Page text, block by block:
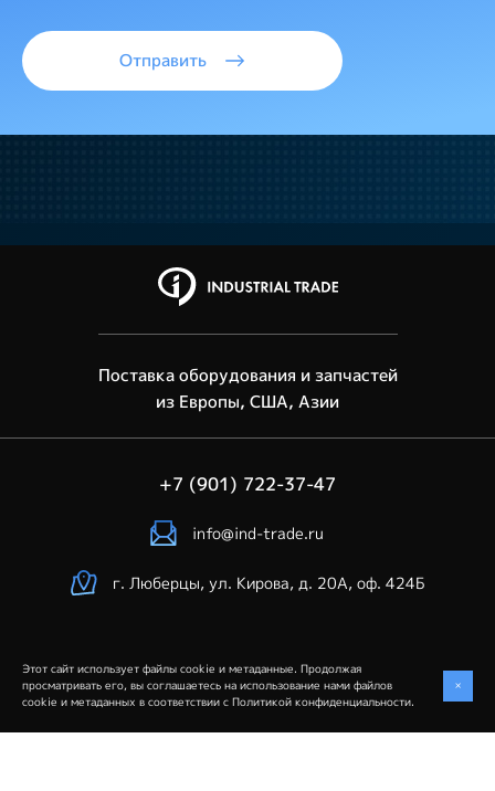
Отправить
Этот сайт использует файлы cookie и метаданные. Продолжая
просматривать его, вы соглашаетесь на использование нами файлов
cookie и метаданных в соответствии с Политикой конфиденциальности.
+
Поставка оборудования и запчастей
из Европы, США, Азии
+7 (901) 722-37-47
info@ind-trade.ru
г. Люберцы, ул. Кирова, д. 20А, оф. 424Б
Industrial Trade © 2026. Все права защищены
Политика конфиденциальности